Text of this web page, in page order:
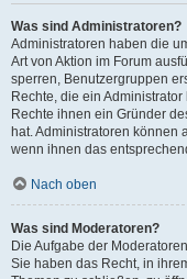
Was sind Administratoren?
Administratoren haben die
Art von Aktion im Forum
sperren, Benutzergruppen
Rechte, die ein
Rechte ihnen ein Gründer
hat. Administratoren
wenn ihnen das
Nach oben
Was sind Moderatoren?
Die Aufgabe der
Sie haben das Recht, in